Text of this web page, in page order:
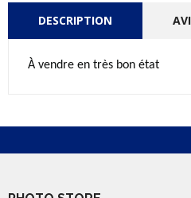
DESCRIPTION
À vendre en très bon état